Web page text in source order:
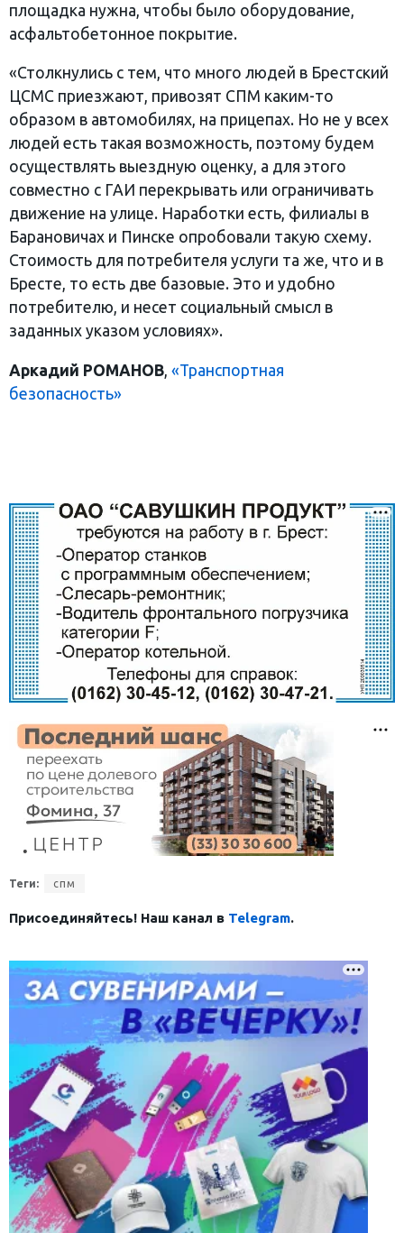
площадка нужна, чтобы было оборудование,
асфальтобетонное покрытие.
«Столкнулись с тем, что много людей в Брестский
ЦСМС приезжают, привозят СПМ каким-то
образом в автомобилях, на прицепах. Но не у всех
людей есть такая возможность, поэтому будем
осуществлять выездную оценку, а для этого
совместно с ГАИ перекрывать или ограничивать
движение на улице. Наработки есть, филиалы в
Барановичах и Пинске опробовали такую схему.
Стоимость для потребителя услуги та же, что и в
Бресте, то есть две базовые. Это и удобно
потребителю, и несет социальный смысл в
заданных указом условиях».
Аркадий РОМАНОВ, «Транспортная
безопасность»
Теги: спм
Присоединяйтесь! Наш канал в Telegram.